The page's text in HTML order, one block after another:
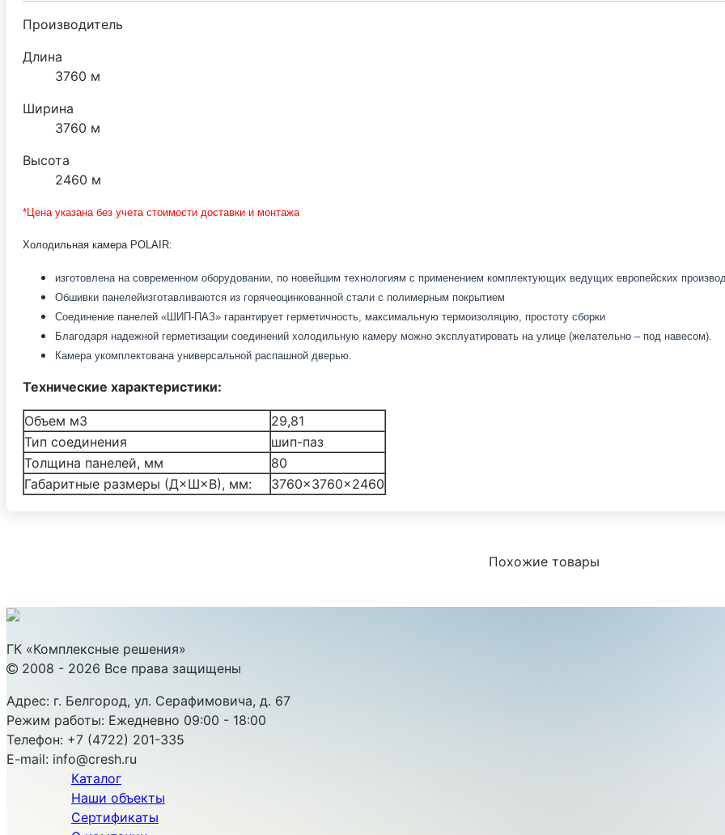
Производитель
Длина
3760 м
Ширина
3760 м
Высота
2460 м
*Цена указана без учета стоимости доставки и монтажа
Холодильная камера POLAIR:
изготовлена на современном оборудовании, по новейшим технологиям с применением комплектующих ведущих европейских
Обшивки панелейизготавливаются из горячеоцинкованной стали с полимерным покрытием
Соединение панелей «ШИП-ПАЗ» гарантирует герметичность, максимальную термоизоляцию, простоту сборки
Благодаря надежной герметизации соединений холодильную камеру можно эксплуатировать на улице (желательно – под навесом).
Камера укомплектована универсальной распашной дверью.
Технические характеристики:
Объем м3
29,81
Тип соединения
шип-паз
Толщина панелей, мм
80
Габаритные размеры (Д×Ш×В), мм:
3760×3760×2460
Похожие товары
ГК «Комплексные решения»
2008 - 2026 Все права защищены
Адрес: г. Белгород, ул. Серафимовича, д. 67
Режим работы: Ежедневно 09:00 - 18:00
Телефон: +7 (4722) 201-335
E-mail: info@cresh.ru
Каталог
Наши объекты
Сертификаты